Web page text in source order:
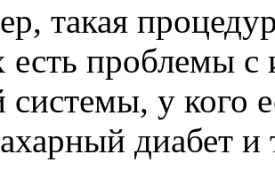
такая
есть проблемы
системы, у кого
диабет и